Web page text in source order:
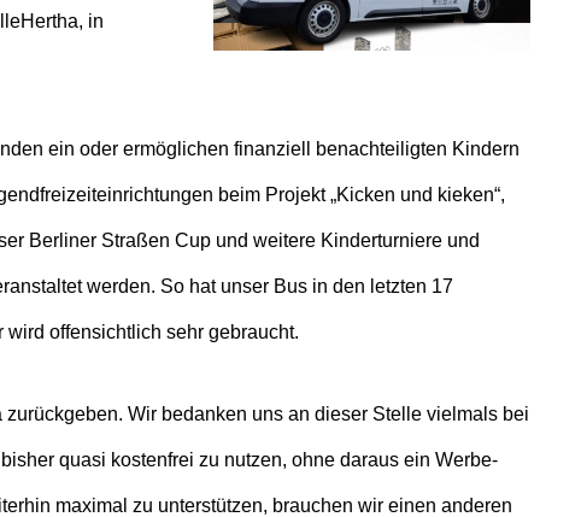
in
ein oder ermöglichen finanziell benachteiligten Kindern
beim Projekt „Kicken und kieken“,
Berliner Straßen Cup und weitere Kinderturniere und
werden. So hat unser Bus in den letzten 17
offensichtlich sehr gebraucht.
Wir bedanken uns an dieser Stelle vielmals bei
quasi kostenfrei zu nutzen, ohne daraus ein Werbe-
maximal zu unterstützen, brauchen wir einen anderen